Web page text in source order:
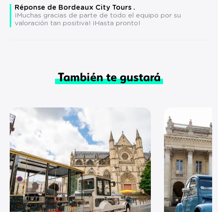
Réponse de Bordeaux City Tours .
¡Muchas gracias de parte de todo el equipo por su
valoración tan positiva! ¡Hasta pronto!
También te gustará